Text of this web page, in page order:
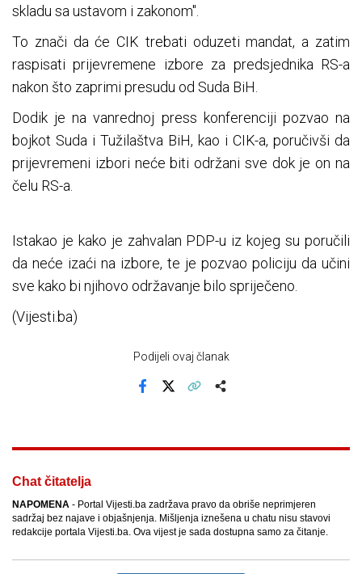
skladu sa ustavom i zakonom".
To znači da će CIK trebati oduzeti mandat, a zatim
raspisati prijevremene izbore za predsjednika RS-a
nakon što zaprimi presudu od Suda BiH.
Dodik je na vanrednoj press konferenciji pozvao na
bojkot Suda i Tužilaštva BiH, kao i CIK-a, poručivši da
prijevremeni izbori neće biti održani sve dok je on na
čelu RS-a.
Istakao je kako je zahvalan PDP-u iz kojeg su poručili
da neće izaći na izbore, te je pozvao policiju da učini
sve kako bi njihovo održavanje bilo spriječeno.
(Vijesti.ba)
Podijeli ovaj članak
Chat čitatelja
NAPOMENA - Portal Vijesti.ba zadržava pravo da obriše neprimjeren
sadržaj bez najave i objašnjenja. Mišljenja iznešena u chatu nisu stavovi
redakcije portala Vijesti.ba. Ova vijest je sada dostupna samo za čitanje.